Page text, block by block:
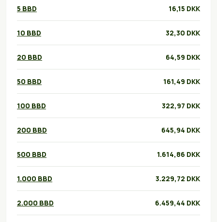
5 BBD 16,15 DKK
10 BBD 32,30 DKK
20 BBD 64,59 DKK
50 BBD 161,49 DKK
100 BBD 322,97 DKK
200 BBD 645,94 DKK
500 BBD 1.614,86 DKK
1.000 BBD 3.229,72 DKK
2.000 BBD 6.459,44 DKK